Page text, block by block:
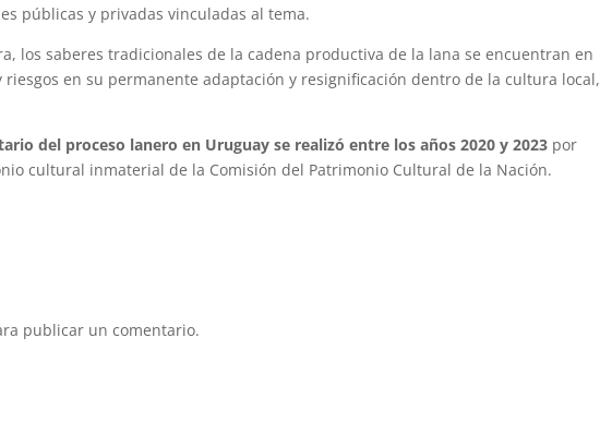
públicas y privadas vinculadas al tema.
los saberes tradicionales de la cadena productiva de la lana se encuentran en
riesgos en su permanente adaptación y resignificación dentro de la cultura local,
del proceso lanero en Uruguay se realizó entre los años 2020 y 2023 por
cultural inmaterial de la Comisión del Patrimonio Cultural de la Nación.
publicar un comentario.